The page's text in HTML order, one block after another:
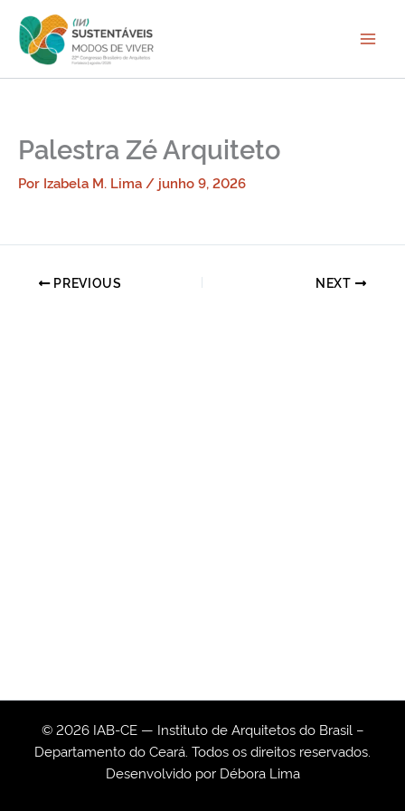
para
conteúdo
Palestra Zé Arquiteto
Por Izabela M. Lima / junho 9, 2026
PREVIOUS NEXT
© 2026 IAB-CE — Instituto de Arquitetos do Brasil –
Departamento do Ceará. Todos os direitos reservados.
Desenvolvido por Débora Lima